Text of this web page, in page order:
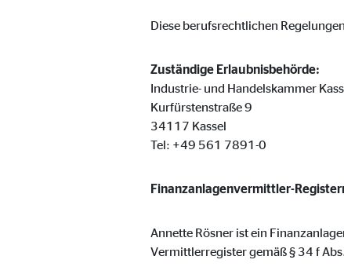
Diese berufsrechtlichen
Zuständige Erlaubnisbehörde:
Industrie- und Handelskammer
Kurfürstenstraße 9
34117 Kassel
Tel: +49 561 7891-0
Finanzanlagenvermittler-
Annette Rösner ist ein
Vermittlerregister gemäß § 34 f
Cookie Laufzeit:
Einverständnis Cookie | Empfänger: OVB
Anbieter:
Cookie Laufzeit: 1
Statistik Cookies